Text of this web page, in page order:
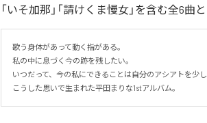
「いそ加那」「請けくま慢女」を含む全6曲
歌う身体があって動く指がある。
私の中に息づく今の跡を残したい。
いつだって、今の私にできることは自分のアシアトを少
こうした思いで生まれた平田まりな1stアルバム。